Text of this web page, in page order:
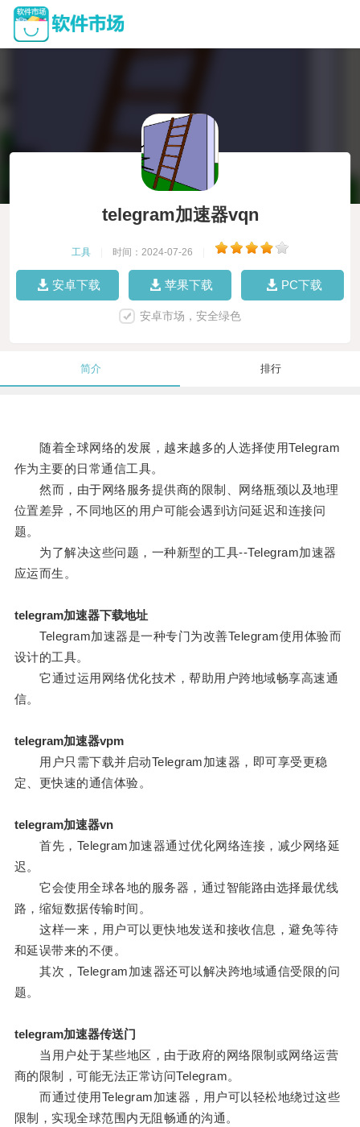
telegram加速器vqn
工具 时间：2024-07-26
安卓下载 苹果下载 PC下载
安卓市场，安全绿色
简介 排行
随着全球网络的发展，越来越多的人选择使用Telegram
作为主要的日常通信工具。
然而，由于网络服务提供商的限制、网络瓶颈以及地理
位置差异，不同地区的用户可能会遇到访问延迟和连接问
题。
为了解决这些问题，一种新型的工具--Telegram加速器
应运而生。
telegram加速器下载地址
Telegram加速器是一种专门为改善Telegram使用体验而
设计的工具。
它通过运用网络优化技术，帮助用户跨地域畅享高速通
信。
telegram加速器vpm
用户只需下载并启动Telegram加速器，即可享受更稳
定、更快速的通信体验。
telegram加速器vn
首先，Telegram加速器通过优化网络连接，减少网络延
迟。
它会使用全球各地的服务器，通过智能路由选择最优线
路，缩短数据传输时间。
这样一来，用户可以更快地发送和接收信息，避免等待
和延误带来的不便。
其次，Telegram加速器还可以解决跨地域通信受限的问
题。
telegram加速器传送门
当用户处于某些地区，由于政府的网络限制或网络运营
商的限制，可能无法正常访问Telegram。
而通过使用Telegram加速器，用户可以轻松地绕过这些
限制，实现全球范围内无阻畅通的沟通。